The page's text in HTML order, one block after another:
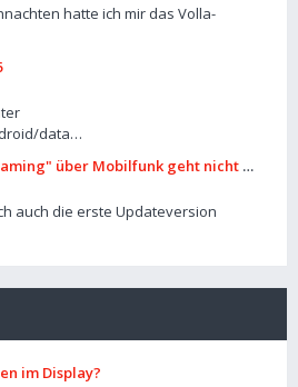
hatte ich mir das Volla-
data…
über Mobilfunk geht nicht mehr
auch die erste Updateversion
im Display?